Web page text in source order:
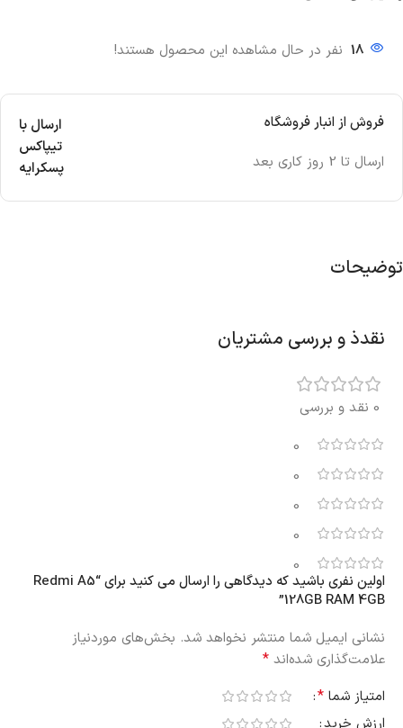
18 نفر در حال مشاهده این محصول هستند!
فروش از انبار فروشگاه
ارسال تا 2 روز کاری بعد
ارسال با
تیپاکس
پسکرایه
توضیحات
نقدذ و بررسی مشتریان
0 نقد و بررسی
0
0
0
0
0
اولین نفری باشید که دیدگاهی را ارسال می کنید برای “Redmi A5
128GB RAM 4GB”
نشانی ایمیل شما منتشر نخواهد شد. بخش‌های موردنیاز
علامت‌گذاری شده‌اند *
امتیاز شما *